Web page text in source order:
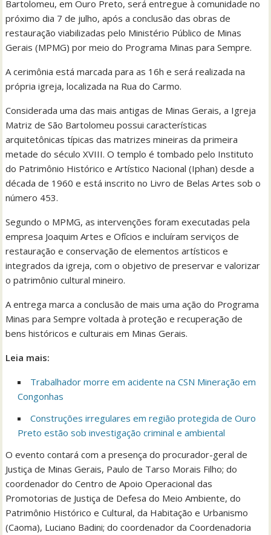
Bartolomeu, em Ouro Preto, será entregue à comunidade no
próximo dia 7 de julho, após a conclusão das obras de
restauração viabilizadas pelo Ministério Público de Minas
Gerais (MPMG) por meio do Programa Minas para Sempre.
A cerimônia está marcada para as 16h e será realizada na
própria igreja, localizada na Rua do Carmo.
Considerada uma das mais antigas de Minas Gerais, a Igreja
Matriz de São Bartolomeu possui características
arquitetônicas típicas das matrizes mineiras da primeira
metade do século XVIII. O templo é tombado pelo Instituto
do Patrimônio Histórico e Artístico Nacional (Iphan) desde a
década de 1960 e está inscrito no Livro de Belas Artes sob o
número 453.
Segundo o MPMG, as intervenções foram executadas pela
empresa Joaquim Artes e Ofícios e incluíram serviços de
restauração e conservação de elementos artísticos e
integrados da igreja, com o objetivo de preservar e valorizar
o patrimônio cultural mineiro.
A entrega marca a conclusão de mais uma ação do Programa
Minas para Sempre voltada à proteção e recuperação de
bens históricos e culturais em Minas Gerais.
Leia mais:
Trabalhador morre em acidente na CSN Mineração em
Congonhas
Construções irregulares em região protegida de Ouro
Preto estão sob investigação criminal e ambiental
O evento contará com a presença do procurador-geral de
Justiça de Minas Gerais, Paulo de Tarso Morais Filho; do
coordenador do Centro de Apoio Operacional das
Promotorias de Justiça de Defesa do Meio Ambiente, do
Patrimônio Histórico e Cultural, da Habitação e Urbanismo
(Caoma), Luciano Badini; do coordenador da Coordenadoria